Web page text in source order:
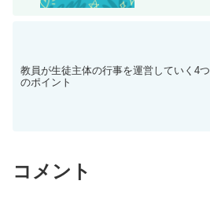
教員が生徒主体の行事を運営していく4つ
のポイント
コメント